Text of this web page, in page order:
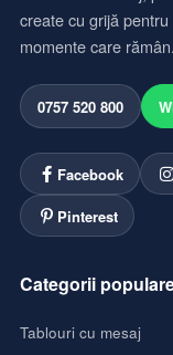
create cu grijă
momente care rămân.
0757 520 800
Facebook
Pinterest
Categorii
Tablouri cu mesaj